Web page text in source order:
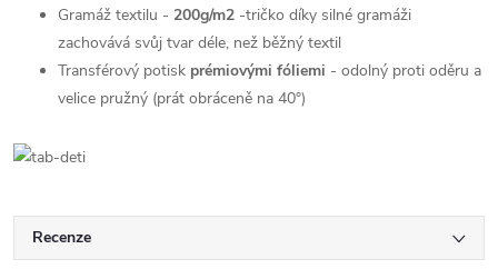
Gramáž textilu - 200g/m2 -tričko díky silné gramáži
zachovává svůj tvar déle, než běžný textil
Transférový potisk prémiovými fóliemi - odolný proti oděru a
velice pružný (prát obráceně na 40°)
Recenze